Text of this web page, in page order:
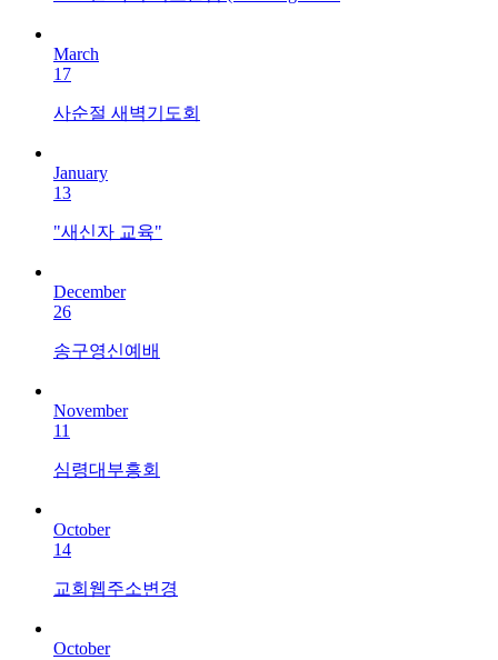
March
17
사순절 새벽기도회
January
13
"새신자 교육"
December
26
송구영신예배
November
11
심령대부흥회
October
14
교회웹주소변경
October